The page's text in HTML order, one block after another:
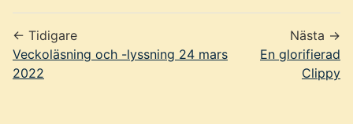
← Tidigare
Veckoläsning och -lyssning 24 mars
2022
Nästa →
En glorifierad
Clippy